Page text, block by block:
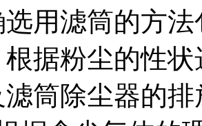
滤筒的方法
据粉尘的性
滤筒除尘器的